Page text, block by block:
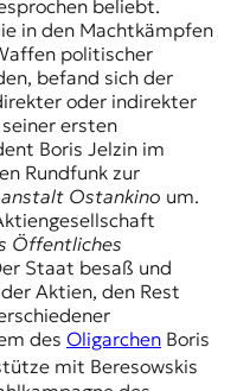
beliebt.
in den Machtkämpfen
politischer
befand sich der
oder indirekter
ersten
Boris Jelzinim
Rundfunk zur
Ostankino um.
Öffentliches
Staat besaß und
Aktien, den Rest
des Oligarchen Boris
mit Beresowskis